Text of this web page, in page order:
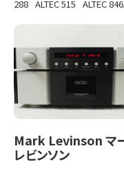
288 ALTEC 515 ALTEC
Mark Levinson マ
レビンソン